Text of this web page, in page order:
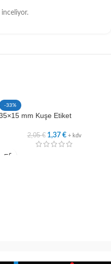
-33%
mm Kuşe Etiket
2,05€ 1,37 € + kdv